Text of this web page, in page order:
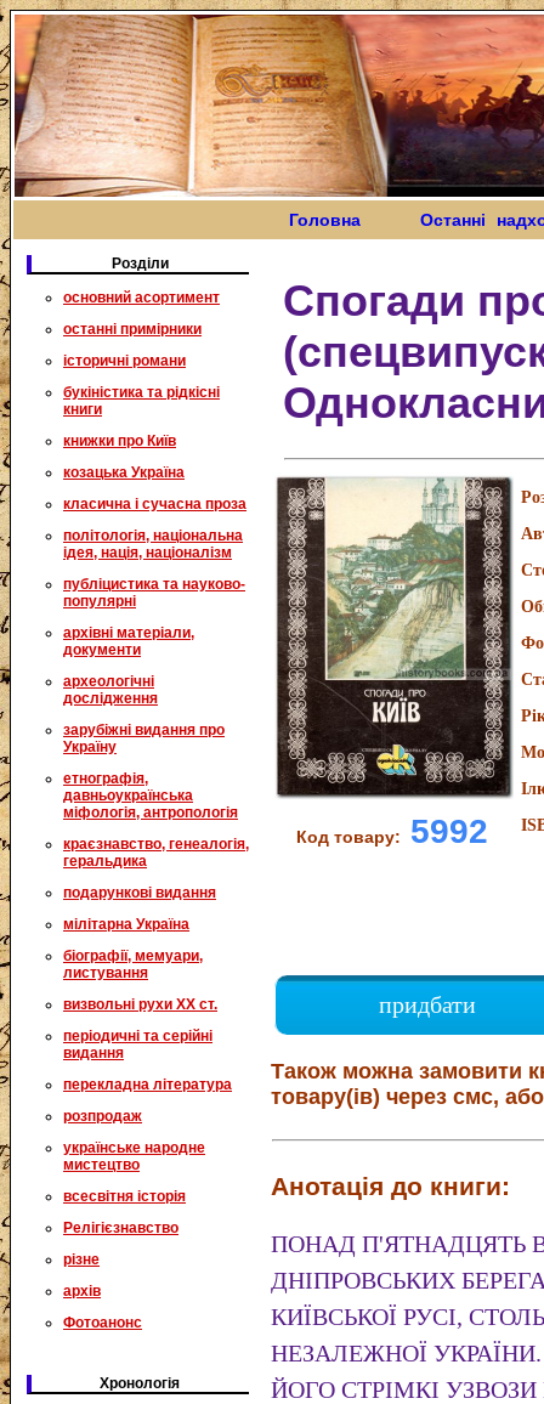
Головна Останні
Розділи
основний асортимент
останні примірники
історичні романи
букіністика та рідкісні
книги
книжки про Київ
козацька Україна
класична і сучасна проза
політологія, національна
ідея, нація, націоналізм
публіцистика та науково-
популярні
архівні матеріали,
документи
археологічні
дослідження
зарубіжні видання про
Україну
етнографія,
давньоукраїнська
міфологія, антропологія
краєзнавство, генеалогія,
геральдика
подарункові видання
мілітарна Україна
біографії, мемуари,
листування
визвольні рухи XX ст.
періодичні та серійні
видання
перекладна література
розпродаж
українське народне
мистецтво
всесвітня історія
Релігієзнавство
різне
архів
Фотоанонс
Хронологія
Спогади
Код товару: 5992
придбати
Також можна замовити
товару(ів) через смс,
Анотація до книги:
ПОНАД П'ЯТНАДЦЯТЬ
ДНІПРОВСЬКИХ
КИЇВСЬКОЇ РУСІ,
НЕЗАЛЕЖНОЇ
ЙОГО СТРІМКІ